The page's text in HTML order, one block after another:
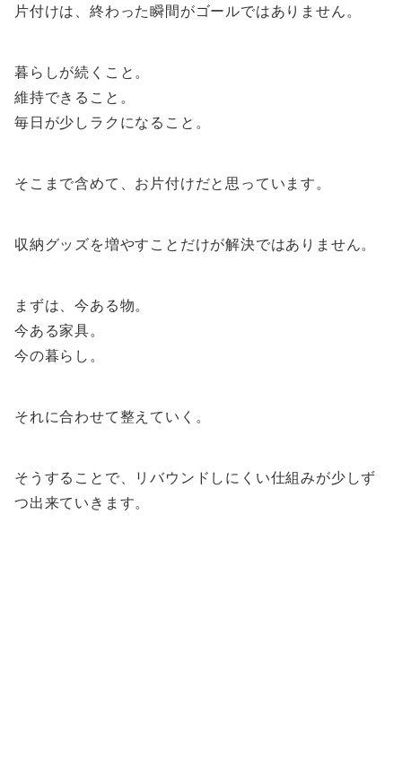
片付けは、終わった瞬間がゴールではありません。
暮らしが続くこと。
維持できること。
毎日が少しラクになること。
そこまで含めて、お片付けだと思っています。
収納グッズを増やすことだけが解決ではありません。
まずは、今ある物。
今ある家具。
今の暮らし。
それに合わせて整えていく。
そうすることで、リバウンドしにくい仕組みが少しず
つ出来ていきます。